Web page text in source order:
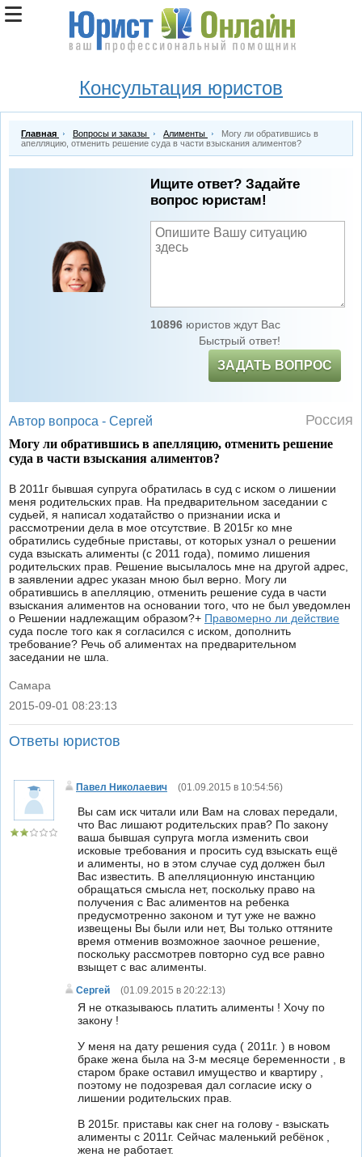
Консультация юристов
Главная Вопросы и заказы Алименты
Могу ли обратившись в
апелляцию, отменить решение суда в части взыскания алиментов?
Ищите ответ? Задайте
вопрос юристам!
10896юристов ждут Вас
Быстрый ответ!
ЗАДАТЬ ВОПРОС
Автор вопроса - Сергей Россия
Могу ли обратившись в апелляцию, отменить решение
суда в части взыскания алиментов?
В 2011г бывшая супруга обратилась в суд с иском о лишении
меня родительских прав. На предварительном заседании с
судьей, я написал ходатайство о признании иска и
рассмотрении дела в мое отсутствие. В 2015г ко мне
обратились судебные приставы, от которых узнал о решении
суда взыскать алименты (с 2011 года), помимо лишения
родительских прав. Решение высылалось мне на другой адрес,
в заявлении адрес указан мною был верно. Могу ли
обратившись в апелляцию, отменить решение суда в части
взыскания алиментов на основании того, что не был уведомлен
о Решении надлежащим образом?+ Правомерно ли действие
суда после того как я согласился с иском, дополнить
требование? Речь об алиментах на предварительном
заседании не шла.
Самара
|
2015-09-01 08:23:13
Ответы юристов
Павел Николаевич (01.09.2015 в 10:54:56)
Вы сам иск читали или Вам на словах передали,
что Вас лишают родительских прав? По закону
ваша бывшая супруга могла изменить свои
исковые требования и просить суд взыскать ещё
и алименты, но в этом случае суд должен был
Вас известить. В апелляционную инстанцию
обращаться смысла нет, поскольку право на
получения с Вас алиментов на ребенка
предусмотренно законом и тут уже не важно
извещены Вы были или нет, Вы только оттяните
время отменив возможное заочное решение,
поскольку рассмотрев повторно суд все равно
взыщет с вас алименты.
Сергей (01.09.2015 в 20:22:13)
Я не отказываюсь платить алименты ! Хочу по
закону !
У меня на дату решения суда ( 2011г. ) в новом
браке жена была на 3-м месяце беременности , в
старом браке оставил имущество и квартиру ,
поэтому не подозревая дал согласие иску о
лишении родительских прав.
В 2015г. приставы как снег на голову - взыскать
алименты с 2011г. Сейчас маленький ребёнок ,
жена не работает.